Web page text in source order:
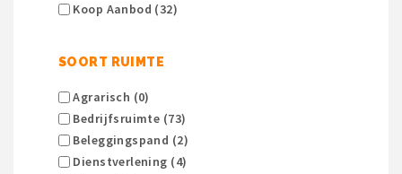
Koop Aanbod (32)
SOORT RUIMTE
Agrarisch (0)
Bedrijfsruimte (73)
Beleggingspand (2)
Dienstverlening (4)